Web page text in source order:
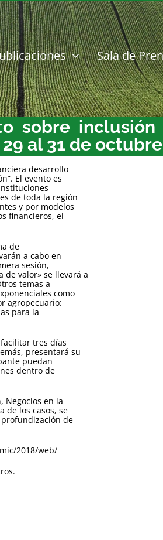
Sala de
sobre
al 31 de
desarrollo
El evento es
de toda la región
y por modelos
financieros, el
de
a cabo en
sesión,
valor» se llevará a
temas a
como
agropecuario:
para la
tres días
presentará su
puedan
dentro de
Negocios en la
de los casos, se
de
2018/web/